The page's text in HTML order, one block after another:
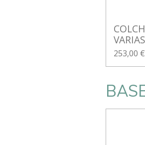
253,00 €